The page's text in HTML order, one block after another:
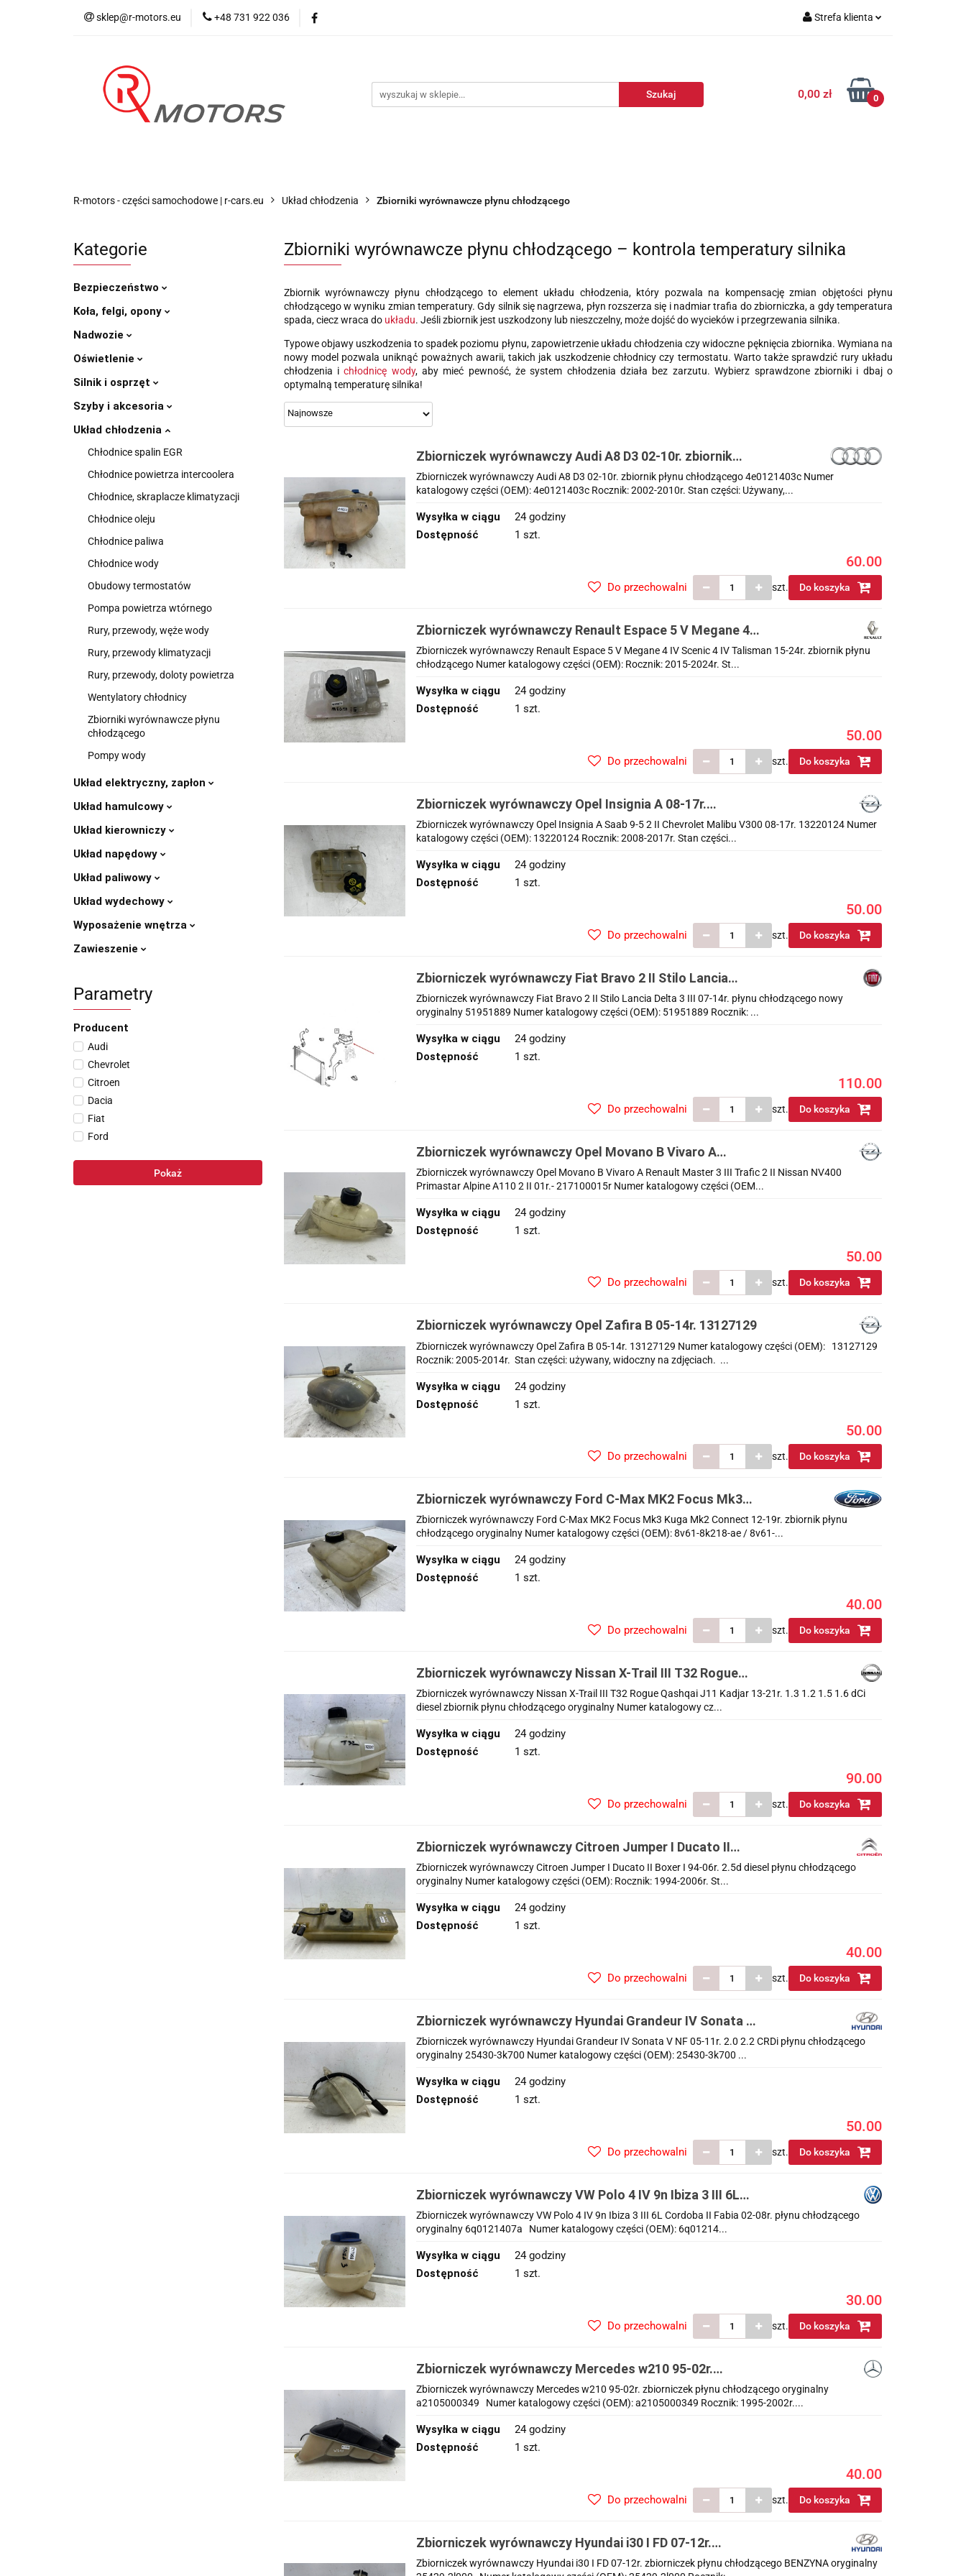
sklep@r-motors.eu +48 731 922 036 Strefa klienta
Zarejestruj się
Dodaj zgłoszenie
0,00 zł 0
R-motors - części samochodowe | r-cars.eu Układ chłodzenia Zbiorniki wyrównawcze płynu chłodzącego
Kategorie
Bezpieczeństwo
Koła, felgi, opony
Nadwozie
Oświetlenie
Silnik i osprzęt
Szyby i akcesoria
Układ chłodzenia
Chłodnice spalin EGR
Chłodnice powietrza intercoolera
Chłodnice, skraplacze klimatyzacji
Chłodnice oleju
Chłodnice paliwa
Chłodnice wody
Obudowy termostatów
Pompa powietrza wtórnego
Rury, przewody, węże wody
Rury, przewody klimatyzacji
Rury, przewody, doloty powietrza
Wentylatory chłodnicy
Zbiorniki wyrównawcze płynu
chłodzącego
Pompy wody
Układ elektryczny, zapłon
Układ hamulcowy
Układ kierowniczy
Układ napędowy
Układ paliwowy
Układ wydechowy
Wyposażenie wnętrza
Zawieszenie
Parametry
Producent
Audi
Chevrolet
Citroen
Dacia
Fiat
Ford
Mercedes-BenzPokaż
Zbiorniki wyrównawcze płynu chłodzącego – kontrola temperatury silnika
Zbiornik wyrównawczy płynu chłodzącego to element układu chłodzenia, który pozwala na kompensację zmian objętości płynu
chłodzącego w wyniku zmian temperatury. Gdy silnik się nagrzewa, płyn rozszerza się i nadmiar trafia do zbiorniczka, a gdy temperatura
spada, ciecz wraca do układu. Jeśli zbiornik jest uszkodzony lub nieszczelny, może dojść do wycieków i przegrzewania silnika.
Typowe objawy uszkodzenia to spadek poziomu płynu, zapowietrzenie układu chłodzenia czy widoczne pęknięcia zbiornika. Wymiana na
nowy model pozwala uniknąć poważnych awarii, takich jak uszkodzenie chłodnicy czy termostatu. Warto także sprawdzić rury układu
chłodzenia ichłodnicę wody, aby mieć pewność, że system chłodzenia działa bez zarzutu. Wybierz sprawdzone zbiorniki i dbaj o
optymalną temperaturę silnika!
Zbiorniczek wyrównawczy Audi A8 D3 02-10r. zbiornik
płynu chłodzącego 4e0121403c
Zbiorniczek wyrównawczy Audi A8 D3 02-10r. zbiornik płynu chłodzącego 4e0121403c Numer
katalogowy części (OEM): 4e0121403c Rocznik: 2002-2010r. Stan części: Używany,...
Wysyłka w ciągu
24 godziny
Dostępność
1 szt.
60.00
szt. Do koszyka
Do przechowalni
Zbiorniczek wyrównawczy Renault Espace 5 V Megane 4
IV Scenic 4 IV 15-24r.
Zbiorniczek wyrównawczy Renault Espace 5 V Megane 4 IV Scenic 4 IV Talisman 15-24r. zbiornik płynu
chłodzącego Numer katalogowy części (OEM): Rocznik: 2015-2024r. St...
Wysyłka w ciągu
24 godziny
Dostępność
1 szt.
50.00
szt. Do koszyka
Do przechowalni
Zbiorniczek wyrównawczy Opel Insignia A 08-17r.
13220124
Zbiorniczek wyrównawczy Opel Insignia A Saab 9-5 2 II Chevrolet Malibu V300 08-17r. 13220124 Numer
katalogowy części (OEM): 13220124 Rocznik: 2008-2017r. Stan części...
Wysyłka w ciągu
24 godziny
Dostępność
1 szt.
50.00
szt. Do koszyka
Do przechowalni
Zbiorniczek wyrównawczy Fiat Bravo 2 II Stilo Lancia
Delta 3 III 07-14r. 51951889
Zbiorniczek wyrównawczy Fiat Bravo 2 II Stilo Lancia Delta 3 III 07-14r. płynu chłodzącego nowy
oryginalny 51951889 Numer katalogowy części (OEM): 51951889 Rocznik: ...
Wysyłka w ciągu
24 godziny
Dostępność
1 szt.
110.00
szt. Do koszyka
Do przechowalni
Zbiorniczek wyrównawczy Opel Movano B Vivaro A
Master 3 III Trafic 2 II 01r.- 217100015r
Zbiorniczek wyrównawczy Opel Movano B Vivaro A Renault Master 3 III Trafic 2 II Nissan NV400
Primastar Alpine A110 2 II 01r.- 217100015r Numer katalogowy części (OEM...
Wysyłka w ciągu
24 godziny
Dostępność
1 szt.
50.00
szt. Do koszyka
Do przechowalni
Zbiorniczek wyrównawczy Opel Zafira B 05-14r. 13127129
Zbiorniczek wyrównawczy Opel Zafira B 05-14r. 13127129 Numer katalogowy części (OEM): 13127129
Rocznik: 2005-2014r. Stan części: używany, widoczny na zdjęciach. ...
Wysyłka w ciągu
24 godziny
Dostępność
1 szt.
50.00
szt. Do koszyka
Do przechowalni
Zbiorniczek wyrównawczy Ford C-Max MK2 Focus Mk3
Kuga Mk2 Connect 12-19r. zbiornik płynu chłodzącego
oryginalny
Zbiorniczek wyrównawczy Ford C-Max MK2 Focus Mk3 Kuga Mk2 Connect 12-19r. zbiornik płynu
chłodzącego oryginalny Numer katalogowy części (OEM): 8v61-8k218-ae / 8v61-...
Wysyłka w ciągu
24 godziny
Dostępność
1 szt.
40.00
szt. Do koszyka
Do przechowalni
Zbiorniczek wyrównawczy Nissan X-Trail III T32 Rogue
Qashqai J11 Kadjar 13-21r. 1.3 1.2 1.5 1.6 dCi zbiornik
płynu chłodzącego
Zbiorniczek wyrównawczy Nissan X-Trail III T32 Rogue Qashqai J11 Kadjar 13-21r. 1.3 1.2 1.5 1.6 dCi
diesel zbiornik płynu chłodzącego oryginalny Numer katalogowy cz...
Wysyłka w ciągu
24 godziny
Dostępność
1 szt.
90.00
szt. Do koszyka
Do przechowalni
Zbiorniczek wyrównawczy Citroen Jumper I Ducato II
Boxer I 94-06r. 2.5d diesel płynu chłodzącego oryginalny
Zbiorniczek wyrównawczy Citroen Jumper I Ducato II Boxer I 94-06r. 2.5d diesel płynu chłodzącego
oryginalny Numer katalogowy części (OEM): Rocznik: 1994-2006r. St...
Wysyłka w ciągu
24 godziny
Dostępność
1 szt.
40.00
szt. Do koszyka
Do przechowalni
Zbiorniczek wyrównawczy Hyundai Grandeur IV Sonata V
NF 05-11r. 2.0 2.2 CRDi płynu chłodzącego oryginalny
25430-3k700
Zbiorniczek wyrównawczy Hyundai Grandeur IV Sonata V NF 05-11r. 2.0 2.2 CRDi płynu chłodzącego
oryginalny 25430-3k700 Numer katalogowy części (OEM): 25430-3k700 ...
Wysyłka w ciągu
24 godziny
Dostępność
1 szt.
50.00
szt. Do koszyka
Do przechowalni
Zbiorniczek wyrównawczy VW Polo 4 IV 9n Ibiza 3 III 6L
Cordoba II Fabia 02-08r. płynu chłodzącego oryginalny
6q0121407a
Zbiorniczek wyrównawczy VW Polo 4 IV 9n Ibiza 3 III 6L Cordoba II Fabia 02-08r. płynu chłodzącego
oryginalny 6q0121407a Numer katalogowy części (OEM): 6q01214...
Wysyłka w ciągu
24 godziny
Dostępność
1 szt.
30.00
szt. Do koszyka
Do przechowalni
Zbiorniczek wyrównawczy Mercedes w210 95-02r.
zbiorniczek płynu chłodzącego oryginalny a2105000349
Zbiorniczek wyrównawczy Mercedes w210 95-02r. zbiorniczek płynu chłodzącego oryginalny
a2105000349 Numer katalogowy części (OEM): a2105000349 Rocznik: 1995-2002r....
Wysyłka w ciągu
24 godziny
Dostępność
1 szt.
40.00
szt. Do koszyka
Do przechowalni
Zbiorniczek wyrównawczy Hyundai i30 I FD 07-12r.
zbiorniczek płynu chłodzącego BENZYNA oryginalny
Zbiorniczek wyrównawczy Hyundai i30 I FD 07-12r. zbiorniczek płynu chłodzącego BENZYNA oryginalny